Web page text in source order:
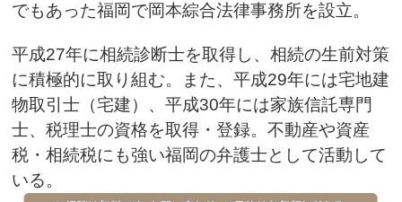
でもあった福岡で岡本綜合法律事務所を設立。
平成27年に相続診断士を取得し、相続の生前対策
に積極的に取り組む。また、平成29年には宅地建
物取引士（宅建）、平成30年には家族信託専門
士、税理士の資格を取得・登録。不動産や資産
税・相続税にも強い福岡の弁護士として活動して
いる。